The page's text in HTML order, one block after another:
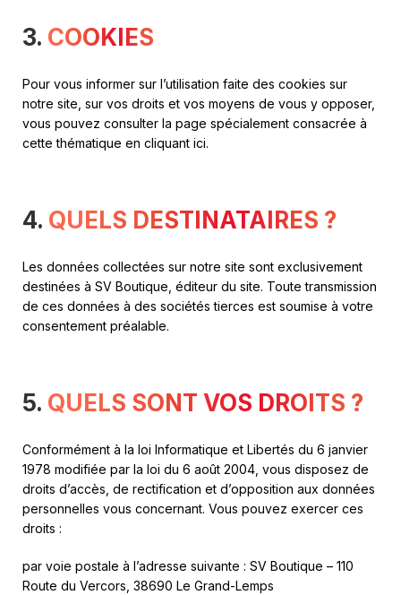
3. COOKIES
Pour vous informer sur l’utilisation faite des cookies sur
notre site, sur vos droits et vos moyens de vous y opposer,
vous pouvez consulter la page spécialement consacrée à
cette thématique en cliquant ici.
4. QUELS DESTINATAIRES ?
Les données collectées sur notre site sont exclusivement
destinées à SV Boutique, éditeur du site. Toute transmission
de ces données à des sociétés tierces est soumise à votre
consentement préalable.
5. QUELS SONT VOS DROITS ?
Conformément à la loi Informatique et Libertés du 6 janvier
1978 modifiée par la loi du 6 août 2004, vous disposez de
droits d’accès, de rectification et d’opposition aux données
personnelles vous concernant. Vous pouvez exercer ces
droits :
par voie postale à l’adresse suivante : SV Boutique – 110
Route du Vercors, 38690 Le Grand-Lemps